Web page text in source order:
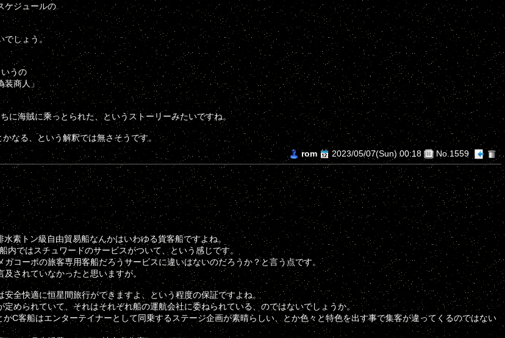
ケジュールの
でしょう。
うの
装商人」
に海賊に乘っとられた、というストーリーみたいですね。
なる、という解釈では無さそうです。
rom
2023/05/07(Sun) 00:18 No.1559
素トン級自由貿易船なんかはいわゆる貨客船ですよね。
ではスチュワードのサービスがついて、という感じです。
コーポの旅客専用客船だろうサービスに違いはないのだろうか？と言う点です。
されていなかったと思いますが。
全快適に恒星間旅行ができますよ、という程度の保証ですよね。
められていて、それはそれぞれ船の運航会社に委ねられている、のではないでしょうか。
C客船はエンターテイナーとして同乗するステージ企画が素晴らしい、とか色々と特色を出す事で集客が違ってくるのではない